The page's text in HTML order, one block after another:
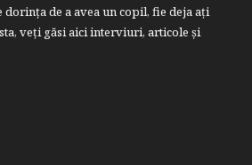
dorinţa de a avea un copil, fie deja aţi
veți găsi aici interviuri, articole şi